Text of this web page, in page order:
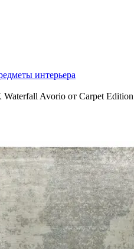
интерьера
Avorio от Carpet Edition